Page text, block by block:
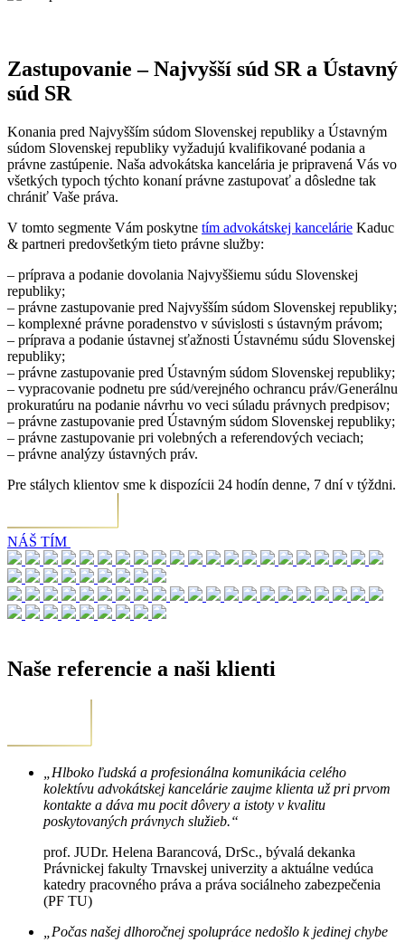
Zastupovanie – Najvyšší súd SR a Ústavný
súd SR
Konania pred Najvyšším súdom Slovenskej republiky a Ústavným
súdom Slovenskej republiky vyžadujú kvalifikované podania a
právne zastúpenie. Naša advokátska kancelária je pripravená Vás vo
všetkých typoch týchto konaní právne zastupovať a dôsledne tak
chrániť Vaše práva.
V tomto segmente Vám poskytne tím advokátskej kancelárie Kaduc
& partneri predovšetkým tieto právne služby:
– príprava a podanie dovolania Najvyššiemu súdu Slovenskej
republiky;
– právne zastupovanie pred Najvyšším súdom Slovenskej republiky;
– komplexné právne poradenstvo v súvislosti s ústavným právom;
– príprava a podanie ústavnej sťažnosti Ústavnému súdu Slovenskej
republiky;
– právne zastupovanie pred Ústavným súdom Slovenskej republiky;
– vypracovanie podnetu pre súd/verejného ochrancu práv/Generálnu
prokuratúru na podanie návrhu vo veci súladu právnych predpisov;
– právne zastupovanie pred Ústavným súdom Slovenskej republiky;
– právne zastupovanie pri volebných a referendových veciach;
– právne analýzy ústavných práv.
Pre stálych klientov sme k dispozícii 24 hodín denne, 7 dní v týždni.
NÁŠ TÍM
Naše referencie a naši klienti
„Hlboko ľudská a profesionálna komunikácia celého
kolektívu advokátskej kancelárie zaujme klienta už pri prvom
kontakte a dáva mu pocit dôvery a istoty v kvalitu
poskytovaných právnych služieb.“
prof. JUDr. Helena Barancová, DrSc., bývalá dekanka
Právnickej fakulty Trnavskej univerzity a aktuálne vedúca
katedry pracovného práva a práva sociálneho zabezpečenia
(PF TU)
„Počas našej dlhoročnej spolupráce nedošlo k jedinej chybe